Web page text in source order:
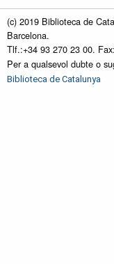
(c) 2019 Biblioteca de
Barcelona.
Tlf.:+34 93 270 23 00.
Per a qualsevol dubte o
Biblioteca de Catalunya